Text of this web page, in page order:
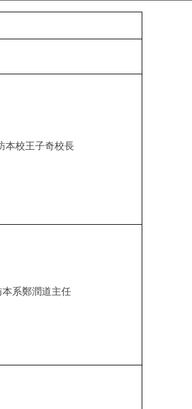
本校王子奇校長
本系鄭潤道主任